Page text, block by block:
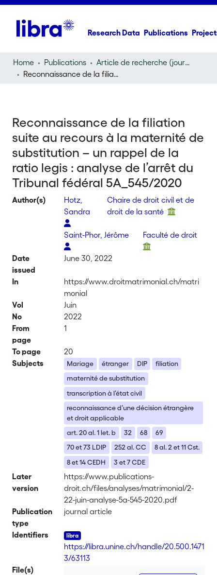
Research Data Publications
Home Publications
Article de recherche (journal article)
Reconnaissance de la filiation suite au recours à la maternité de substitution – un rappel de la ratio legis : analyse de l’arrêt du Tribunal fédéral 5A_545/2020
Reconnaissance de la filiation
suite au recours à la maternité de
substitution – un rappel de la
ratio legis : analyse de l’arrêt du
Tribunal fédéral 5A_545/2020
Author(s)
Hotz,
Sandra
Chaire de droit civil et de
droit de la santé
Saint-Phor, Jérôme Faculté de droit
Date
issued
June 30, 2022
In
https://www.droitmatrimonial.ch/matri
monial
Vol
Juin
No
2022
From
page
1
To page
20
Subjects
Mariage étranger DIP
filiation
maternité de substitution
transcription à l’état civil
reconnaissance d’une décision étrangère
et droit applicable
art. 20 al. 1 let. b
32 68
69
70 et 73 LDIP
252 al. CC
8 al. 2 et 11 Cst.
8 et 14 CEDH
3 et 7 CDE
Later
version
https://www.publications-
droit.ch/files/analyses/matrimonial/2-
22-juin-analyse-5a-545-2020.pdf
Publication
type
journal article
Identifiers
https://libra.unine.ch/handle/20.500.1471
3/63113
File(s)